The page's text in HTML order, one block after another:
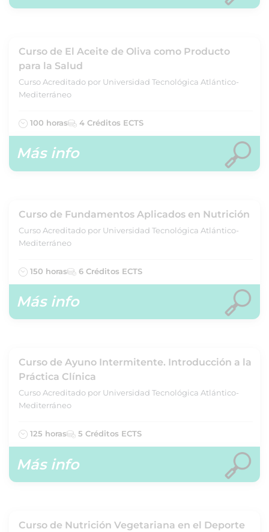
Curso de El Aceite de Oliva como Producto
para la Salud
Curso Acreditado por Universidad Tecnológica Atlántico-
Mediterráneo
100 horas 4 Créditos ECTS
Más info
Curso de Fundamentos Aplicados en Nutrición
Curso Acreditado por Universidad Tecnológica Atlántico-
Mediterráneo
150 horas 6 Créditos ECTS
Más info
Curso de Ayuno Intermitente. Introducción a la
Práctica Clínica
Curso Acreditado por Universidad Tecnológica Atlántico-
Mediterráneo
125 horas 5 Créditos ECTS
Más info
Curso de Nutrición Vegetariana en el Deporte